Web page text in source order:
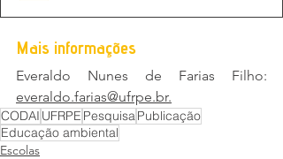
Mais informações
everaldo.farias@ufrpe.br.
CODAI UFRPE Pesquisa Publicação
Educação ambiental
Escolas